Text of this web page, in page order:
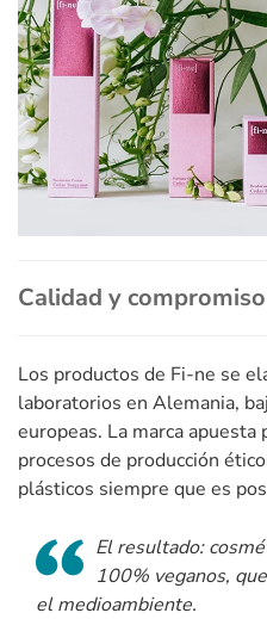
Calidad y
Los productos de Fi-ne se
laboratorios en Alemania,
europeas. La marca
procesos de producción
plásticos siempre que es
El resultado:
100% veganos,
el medioambiente.